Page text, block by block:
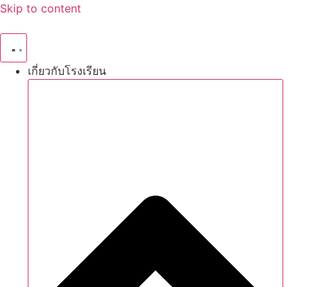
Skip to content
เกี่ยวกับโรงเรียน